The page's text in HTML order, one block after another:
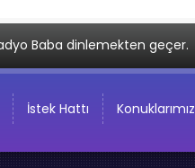
Baba dinlemekten geçer.
İstek Hattı Konuklarımız